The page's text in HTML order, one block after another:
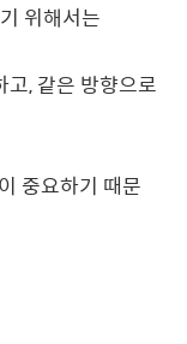
위해서는
, 같은 방향으로
중요하기 때문